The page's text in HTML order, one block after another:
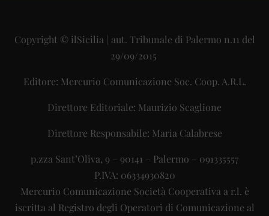
Copyright © ilSicilia | aut. Tribunale di Palermo n.11 del
29/09/2015
Editore: Mercurio Comunicazione Soc. Coop. A.R.L.
Direttore Editoriale: Maurizio Scaglione
Direttore Responsabile: Maria Calabrese
p.zza Sant’Oliva, 9 – 90141 – Palermo – 091335557
P.IVA: 06334930820
Mercurio Comunicazione Società Cooperativa a r.l. è
iscritta al Registro degli Operatori di Comunicazione al